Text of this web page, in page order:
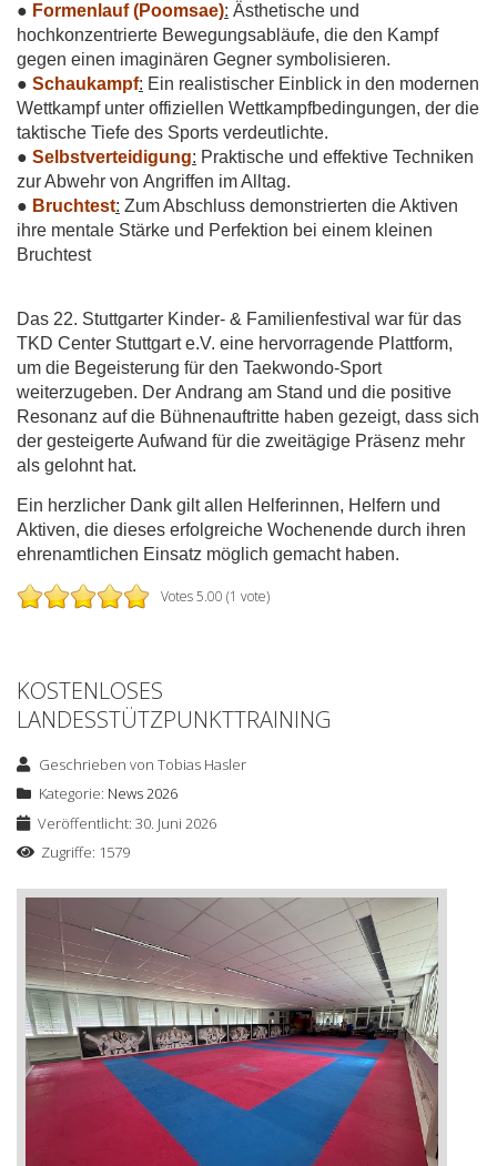
● Formenlauf (Poomsae): Ästhetische und
hochkonzentrierte Bewegungsabläufe, die den Kampf
gegen einen imaginären Gegner symbolisieren.
● Schaukampf: Ein realistischer Einblick in den modernen
Wettkampf unter offiziellen Wettkampfbedingungen, der die
taktische Tiefe des Sports verdeutlichte.
● Selbstverteidigung: Praktische und effektive Techniken
zur Abwehr von Angriffen im Alltag.
● Bruchtest: Zum Abschluss demonstrierten die Aktiven
ihre mentale Stärke und Perfektion bei einem kleinen
Bruchtest
Das 22. Stuttgarter Kinder- & Familienfestival war für das
TKD Center Stuttgart e.V. eine hervorragende Plattform,
um die Begeisterung für den Taekwondo-Sport
weiterzugeben. Der Andrang am Stand und die positive
Resonanz auf die Bühnenauftritte haben gezeigt, dass sich
der gesteigerte Aufwand für die zweitägige Präsenz mehr
als gelohnt hat.
Ein herzlicher Dank gilt allen Helferinnen, Helfern und
Aktiven, die dieses erfolgreiche Wochenende durch ihren
ehrenamtlichen Einsatz möglich gemacht haben.
Votes 5.00 (1 vote)
KOSTENLOSES
LANDESSTÜTZPUNKTTRAINING
Geschrieben vonTobias Hasler
Kategorie: News 2026
Veröffentlicht: 30. Juni 2026
Zugriffe: 1579